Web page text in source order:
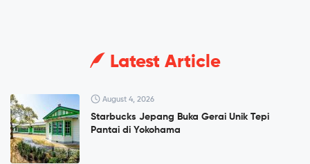
Latest Article
August 4, 2026
Starbucks Jepang Buka Gerai Unik Tepi
Pantai di Yokohama